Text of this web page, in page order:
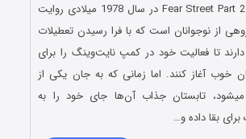
فیلم Fear Street Part 2: 1978 2021 در سال 1978 میلادی روایت
از نوجوانان است که با فرا رسیدن تعطیلات
تا فعالیت خود در کمپ نایت‌وینگ را برای
خوب آغاز کنند. اما زمانی که به جان یکی از
تابستان جذاب آن‌ها جای خود را به
بقا داده و…